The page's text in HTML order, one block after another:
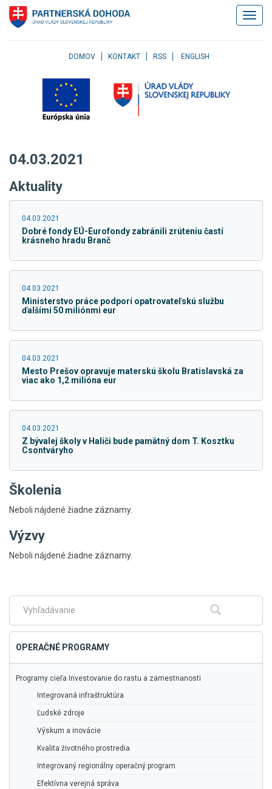
Klávesové
skratky
Skočiť
menu
na
Skočiť
stránky
DOMOV KONTAKT RSS ENGLISH
04.03.2021
Aktuality
04.03.2021
Dobré fondy EÚ-Eurofondy zabránili zrúteniu častí
krásneho hradu Branč
04.03.2021
Ministerstvo práce podporí opatrovateľskú službu
ďalšími 50 miliónmi eur
04.03.2021
Mesto Prešov opravuje materskú školu Bratislavská za
viac ako 1,2 milióna eur
04.03.2021
Z bývalej školy v Haliči bude pamätný dom T. Kosztku
Csontváryho
Školenia
Neboli nájdené žiadne záznamy.
Výzvy
Neboli nájdené žiadne záznamy.
menu
Fulltextové
Hľadať
OPERAČNÉ PROGRAMY
Programy cieľa Investovanie do rastu a zamestnanosti
Integrovaná infraštruktúra
Ľudské zdroje
Výskum a inovácie
Kvalita životného prostredia
Integrovaný regionálny operačný program
Efektívna verejná správa